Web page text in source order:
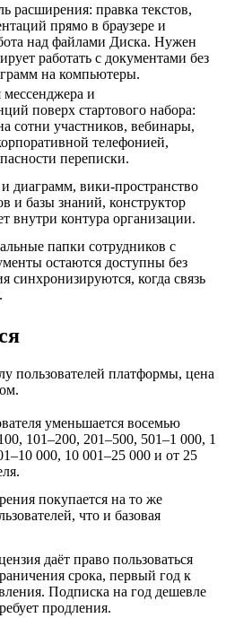
расширения: правка текстов,
прямо в браузере и
над файлами Диска. Нужен
работать с документами без
на компьютеры.
и
поверх стартового набора:
сотни участников, вебинары,
телефонией,
переписки.
диаграмм, вики-пространство
и базы знаний, конструктор
внутри контура организации.
папки сотрудников с
остаются доступны без
синхронизируются, когда связь
пользователей платформы, цена
уменьшается восемью
101–200, 201–500, 501–1 000, 1
000, 10 001–25 000 и от 25
покупается на то же
что и базовая
даёт право пользоваться
срока, первый год к
Подписка на год дешевле
продления.